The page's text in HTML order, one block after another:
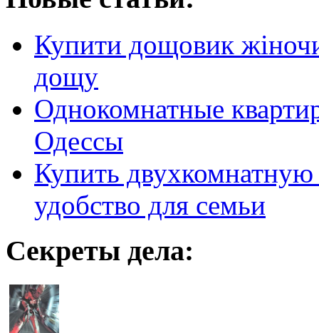
Купити дощовик
дощу
Однокомнатные
Одессы
Купить
удобство для семьи
Секреты дела: